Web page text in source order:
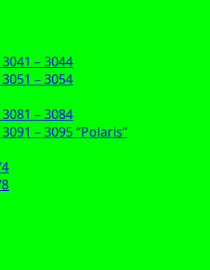
– 3044
– 3054
– 3084
– 3095 “Polaris”